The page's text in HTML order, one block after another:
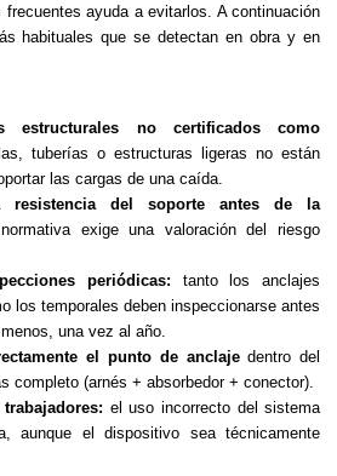
frecuentes ayuda a evitarlos. A continuación
habituales que se detectan en obra y en
estructurales no certificados como
tuberías o estructuras ligeras no están
las cargas de una caída.
resistencia del soporte antes de la
exige una valoración del riesgo
periódicas: tanto los anclajes
los temporales deben inspeccionarse antes
una vez al año.
el punto de anclajedentro del
completo (arnés + absorbedor + conector).
el uso incorrecto del sistema
aunque el dispositivo sea técnicamente